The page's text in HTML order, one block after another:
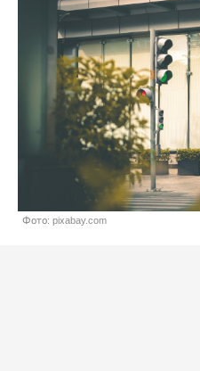
Фото: pixabay.com